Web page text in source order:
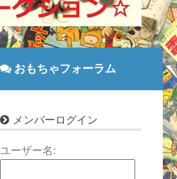
おもちゃフォーラム
メンバーログイン
ユーザー名: